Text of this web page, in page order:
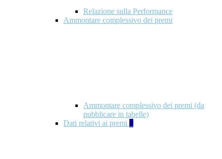
Relazione sulla Performance
Ammontare complessivo dei premi
Ammontare complessivo dei premi (da
pubblicare in tabelle)
Dati relativi ai premi 5